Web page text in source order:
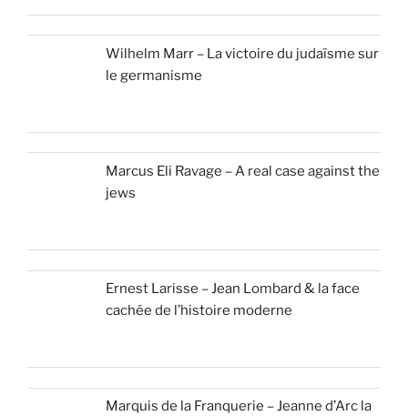
Wilhelm Marr – La victoire du judaïsme sur
le germanisme
Marcus Eli Ravage – A real case against the
jews
Ernest Larisse – Jean Lombard & la face
cachée de l’histoire moderne
Marquis de la Franquerie – Jeanne d’Arc la